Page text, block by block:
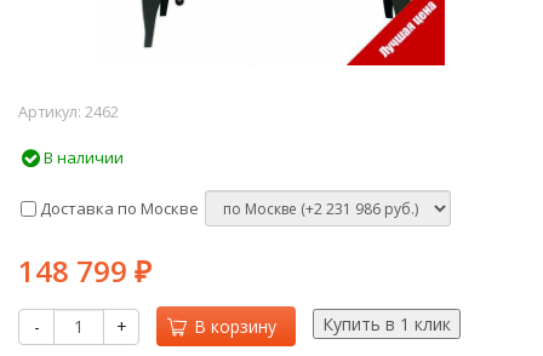
Артикул: 2462
В наличии
Доставка по Москве
148 799 ₽
- + В корзину